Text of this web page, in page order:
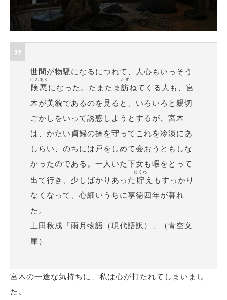
世間が物騒になるにつれて、人心もいっそう
険悪
けんあく
になった。たまたま訪
たず
ねてくる人も、宮
木が美貌であるのを見ると、いろいろと親切
ごかしをいって誘惑しようとするが、宮木
は、かたい貞婦の操を守ってこれを冷淡にあ
しらい、のちには戸をしめて会おうともしな
かったのである。一人いた下女も暇をとって
出て行き、少しばかりあった 貯
たくわ
えもすっかり
なくなって、心細いうちに享徳四年が暮れ
た。
上田秋成「雨月物語（現代語訳）」（青空文
庫）
宮木の一途な気持ちに、私は心が打たれてしまいまし
た。